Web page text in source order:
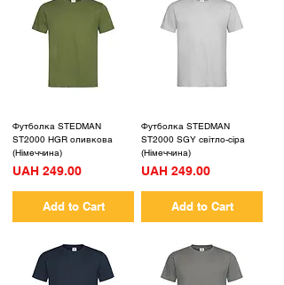
Футболка STEDMAN
ST2000 HGR оливкова
(Німеччина)
Price
UAH 249.00
Add to Cart
Футболка STEDMAN
ST2000 SGY світло-сіра
(Німеччина)
Price
UAH 249.00
Add to Cart